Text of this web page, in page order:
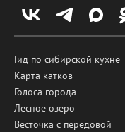
Гид по сибирской кухне
Карта катков
Голоса города
Лесное озеро
Весточка с передовой